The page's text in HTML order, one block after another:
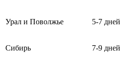
Урал и Поволжье 5-7 дней
Сибирь 7-9 дней